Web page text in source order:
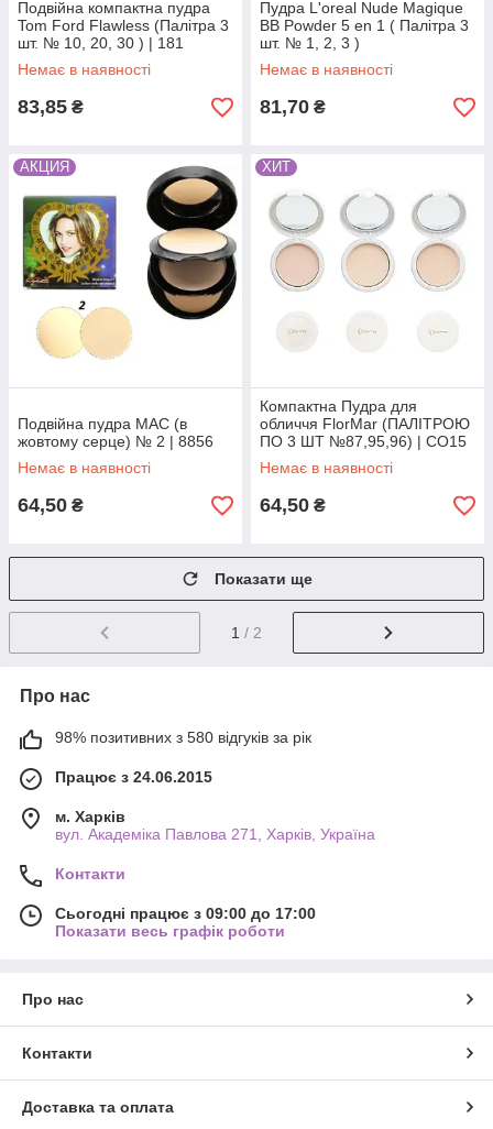
Подвійна компактна пудра
Tom Ford Flawless (Палітра 3
шт. № 10, 20, 30 ) | 181
Немає в наявності
83,85 ₴
Пудра L'oreal Nude Magique
BB Powder 5 en 1 ( Палітра 3
шт. № 1, 2, 3 )
Немає в наявності
81,70 ₴
АКЦИЯ
Подвійна пудра МАС (в
жовтому серце) № 2 | 8856
Немає в наявності
64,50 ₴
ХИТ
Компактна Пудра для
обличчя FlorMar (ПАЛІТРОЮ
ПО 3 ШТ №87,95,96) | CO15
Немає в наявності
64,50 ₴
Показати ще
1 / 2
Про нас
98% позитивних з 580 відгуків за рік
Працює з 24.06.2015
м. Харків
вул. Академіка Павлова 271, Харків, Україна
Контакти
Сьогодні працює з 09:00 до 17:00
Показати весь графік роботи
Про нас
Контакти
Доставка та оплата